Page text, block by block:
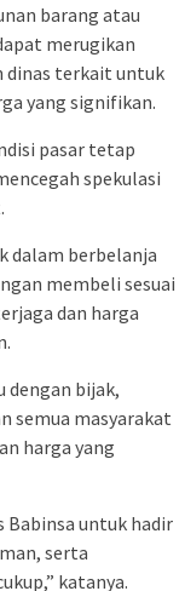
barang atau
merugikan
dinas terkait untuk
yang signifikan.
pasar tetap
spekulasi
dalam berbelanja
membeli sesuai
dan harga
dengan bijak,
semua masyarakat
harga yang
Babinsa untuk hadir
serta
katanya.